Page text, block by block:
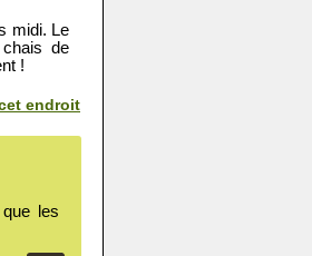
midi. Le
de
!
endroit
les